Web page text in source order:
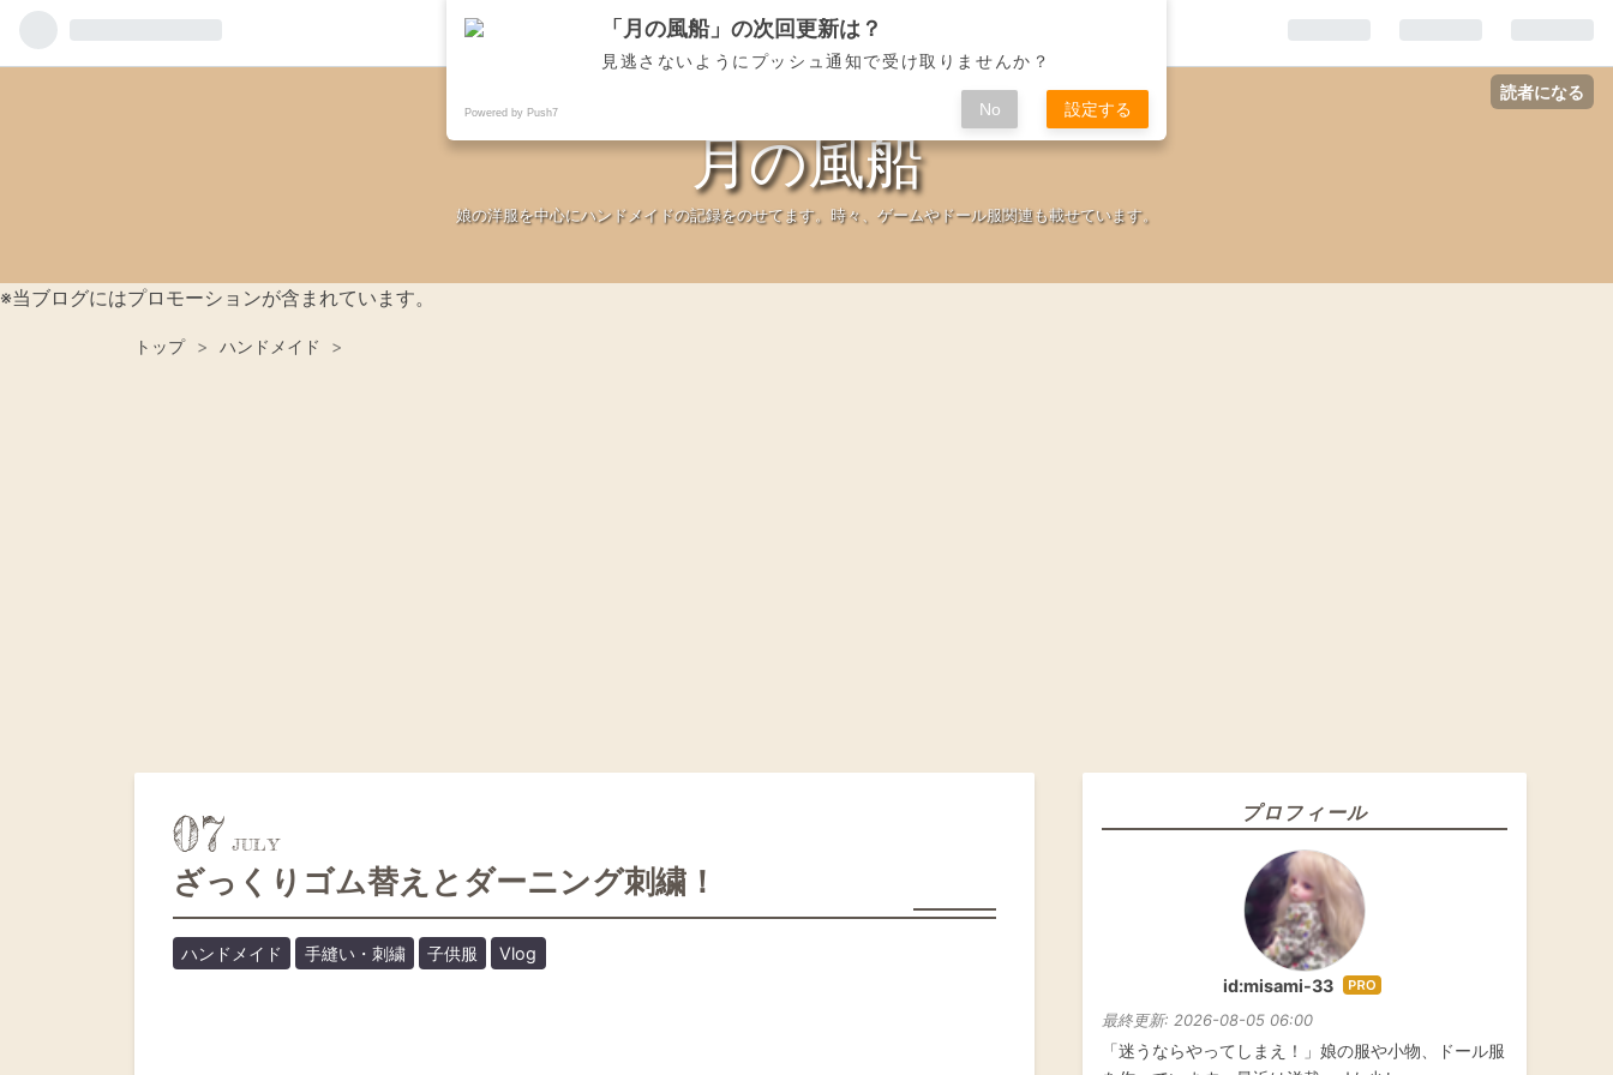
読者になる
月の風船
娘の洋服を中心にハンドメイドの記録をのせてます。時々、ゲームやドール服関連も載せています。
※当ブログにはプロモーションが含まれています。
トップ > ハンドメイド >
07
ざっくりゴム替えとダーニング刺繍！
ハンドメイド 手縫い・刺繍 子供服 Vlog
プロフィール
id:misami-33 はて
ログ
最終更新: 2026-08-05 06:00
「迷うならやってしまえ！」娘の服や小物、ドール服
「月の風船」の次回更新は？
見逃さないようにプッシュ通知で受け取りませんか？
Powered by Push7 No 設定する